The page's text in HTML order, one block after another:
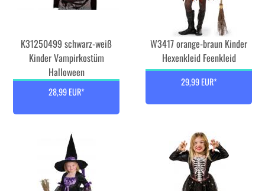
K31250499 schwarz-weiß
Kinder Vampirkostüm
Halloween
28,99 EUR*
W3417 orange-braun Kinder
Hexenkleid Feenkleid
29,99 EUR*